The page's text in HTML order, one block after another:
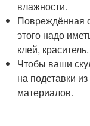
влажности.
Повреждённая
этого надо
клей, краситель.
Чтобы ваши
на подставки
материалов.